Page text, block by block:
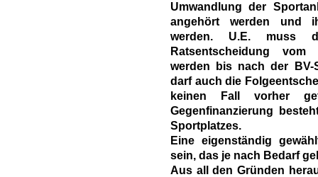
Umwandlung der
angehört werden und
werden. U.E. muss
Ratsentscheidung vom
werden bis nach der BV-
darf auch die
keinen Fall vorher
Gegenfinanzierung
Sportplatzes.
Eine eigenständig
sein, das je nach Bedarf
Aus all den Gründen